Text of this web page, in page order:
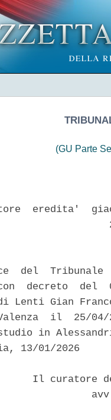
(GU Parte
eredita'
del  Tribunale
decreto  del
Lenti Gian
il  25/
in
13/01/2026
Il curatore